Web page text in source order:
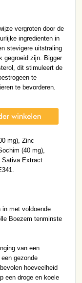
vergroten door de
ingredienten in
stevigere uitstraling
gegroeid zijn. Bigger
dit stimuleert de
te
te bevorderen.
mg), Zinc
(40 mg),
Sativa Extract
in met voldoende
Boezem tenminste
van een
gezonde
hoeveelheid
een droge en koele